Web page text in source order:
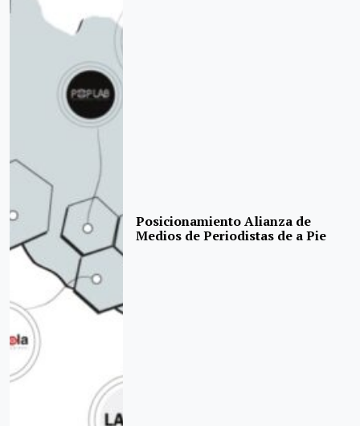
Posicionamiento Alianza de
Medios de Periodistas de a Pie